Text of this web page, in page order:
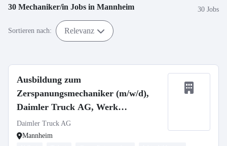
30 Mechaniker/in Jobs in Mannheim 30 Jobs
Sortieren nach: Relevanz
Ausbildung zum
Zerspanungsmechaniker (m/w/d),
Daimler Truck AG, Werk
Mannheim, Ausbildungsbeginn
13.09.2027
Daimler Truck AG
Mannheim